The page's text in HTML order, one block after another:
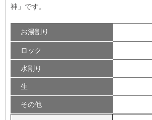
神」です。
お湯割り
ロック
水割り
生
その他